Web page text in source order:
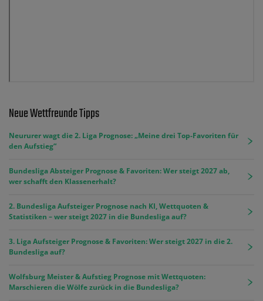
Neue Wettfreunde Tipps
Neururer wagt die 2. Liga Prognose: „Meine drei Top-Favoriten für
den Aufstieg“
Bundesliga Absteiger Prognose & Favoriten: Wer steigt 2027 ab,
wer schafft den Klassenerhalt?
2. Bundesliga Aufsteiger Prognose nach KI, Wettquoten &
Statistiken – wer steigt 2027 in die Bundesliga auf?
3. Liga Aufsteiger Prognose & Favoriten: Wer steigt 2027 in die 2.
Bundesliga auf?
Wolfsburg Meister & Aufstieg Prognose mit Wettquoten:
Marschieren die Wölfe zurück in die Bundesliga?